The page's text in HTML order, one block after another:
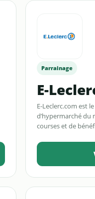
Parrainage
E-
E-Leclerc.com est
d’hypermarché du
courses et de